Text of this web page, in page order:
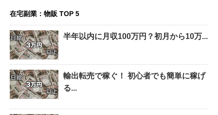
在宅副業：物販 TOP 5
半年以内に月収100万円？初月から10万...
輸出転売で稼ぐ！ 初心者でも簡単に稼げ
る...